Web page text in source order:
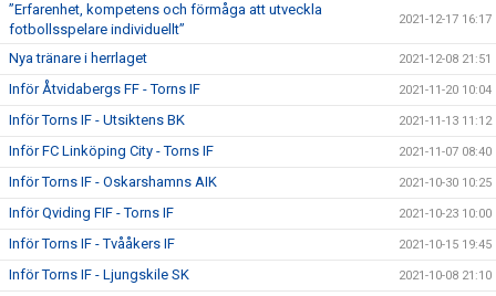
”Erfarenhet, kompetens och förmåga att utveckla
fotbollsspelare individuellt”
2021-12-17 16:17
Nya tränare i herrlaget 2021-12-08 21:51
Inför Åtvidabergs FF - Torns IF 2021-11-20 10:04
Inför Torns IF - Utsiktens BK 2021-11-13 11:12
Inför FC Linköping City - Torns IF 2021-11-07 08:40
Inför Torns IF - Oskarshamns AIK 2021-10-30 10:25
Inför Qviding FIF - Torns IF 2021-10-23 10:00
Inför Torns IF - Tvååkers IF 2021-10-15 19:45
Inför Torns IF - Ljungskile SK 2021-10-08 21:10